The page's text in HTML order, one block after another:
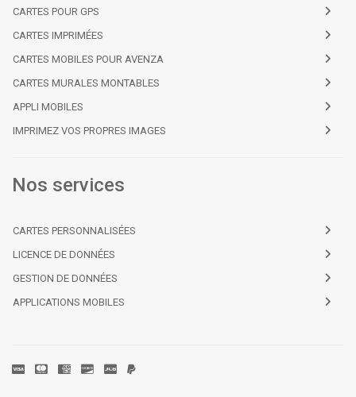
CARTES POUR GPS
CARTES IMPRIMÉES
CARTES MOBILES POUR AVENZA
CARTES MURALES MONTABLES
APPLI MOBILES
IMPRIMEZ VOS PROPRES IMAGES
Nos services
CARTES PERSONNALISÉES
LICENCE DE DONNÉES
GESTION DE DONNÉES
APPLICATIONS MOBILES